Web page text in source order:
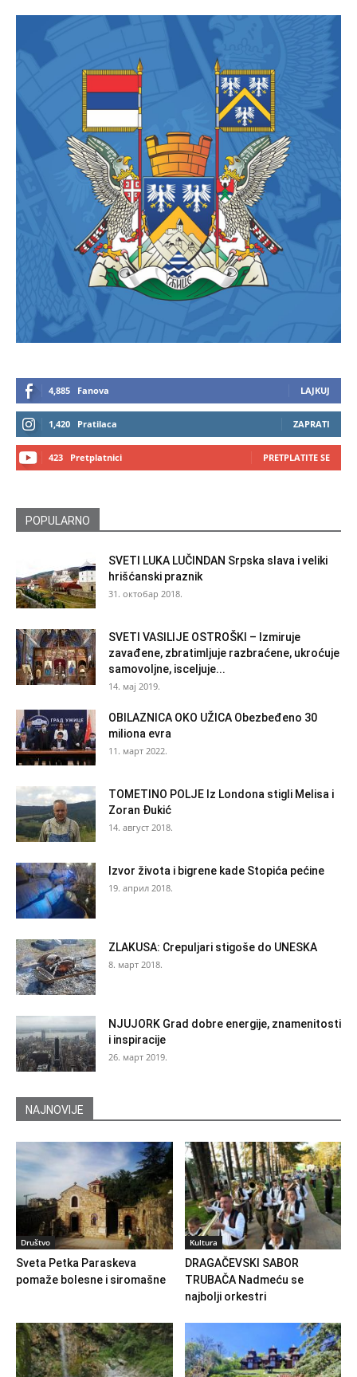
4,885 Fanova LAJKUJ
1,420 Pratilaca ZAPRATI
423 Pretplatnici PRETPLATITE SE
POPULARNO
SVETI LUKA LUČINDAN Srpska slava i veliki
hrišćanski praznik
31. октобар 2018.
SVETI VASILIJE OSTROŠKI – Izmiruje
zavađene, zbratimljuje razbraćene, ukroćuje
samovoljne, isceljuje...
14. мај 2019.
OBILAZNICA OKO UŽICA Obezbeđeno 30
miliona evra
11. март 2022.
TOMETINO POLJE Iz Londona stigli Melisa i
Zoran Đukić
14. август 2018.
Izvor života i bigrene kade Stopića pećine
19. април 2018.
ZLAKUSA: Crepuljari stigoše do UNESKA
8. март 2018.
NJUJORK Grad dobre energije, znamenitosti
i inspiracije
26. март 2019.
NAJNOVIJE
Društvo
Sveta Petka Paraskeva
pomaže bolesne i siromašne
Kultura
DRAGAČEVSKI SABOR
TRUBAČA Nadmeću se
najbolji orkestri